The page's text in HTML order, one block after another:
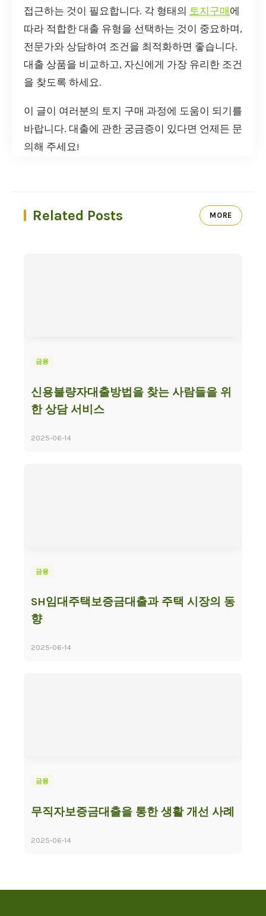
접근하는 것이 필요합니다. 각 형태의 토지구매 에
따라 적합한 대출 유형을 선택하는 것이 중요하며,
전문가와 상담하여 조건을 최적화하면 좋습니다.
대출 상품을 비교하고, 자신에게 가장 유리한 조건
을 찾도록 하세요.
이 글이 여러분의 토지 구매 과정에 도움이 되기를
바랍니다. 대출에 관한 궁금증이 있다면 언제든 문
의해 주세요!
Related Posts MORE
금융
신용불량자대출방법을 찾는 사람들을 위
한 상담 서비스
2025-06-14
금융
SH임대주택보증금대출과 주택 시장의 동
향
2025-06-14
금융
무직자보증금대출을 통한 생활 개선 사례
2025-06-14